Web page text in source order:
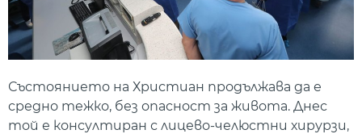
Състоянието на Христиан продължава да е
средно тежко, без опасност за живота. Днес
той е консултиран с лицево-челюстни хирурзи,